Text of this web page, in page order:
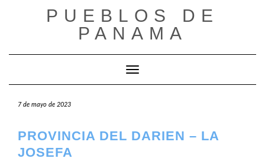
PUEBLOS DE
PANAMA
Cambiar modo de navegación
7 de mayo de 2023
PROVINCIA DEL DARIEN – LA
JOSEFA